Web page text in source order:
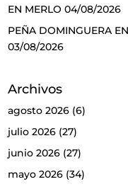
EN MERLO 04/08/2026
PEÑA DOMINGUERA
03/08/2026
Archivos
agosto 2026(6)
julio 2026(27)
junio 2026(27)
mayo 2026(34)